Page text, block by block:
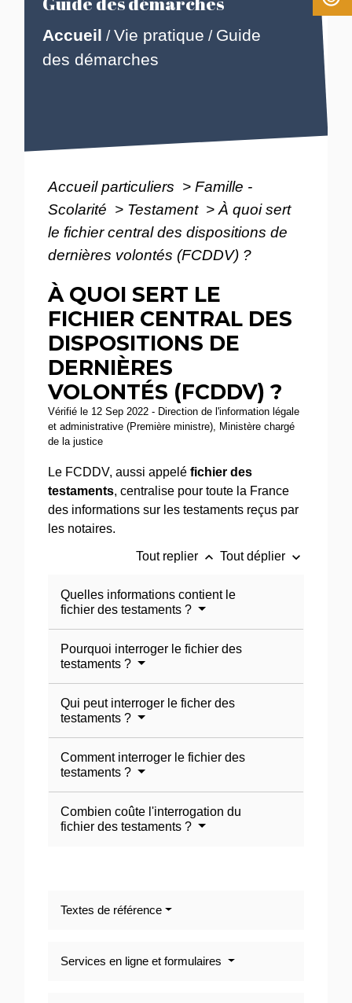
Accueil /Vie pratique / Guide
des démarches
Accueil particuliers > Famille -
Scolarité > Testament > À quoi sert
le fichier central des dispositions de
dernières volontés (FCDDV) ?
À QUOI SERT LE
FICHIER CENTRAL DES
DISPOSITIONS DE
DERNIÈRES
VOLONTÉS (FCDDV) ?
Vérifié le 12 Sep 2022 - Direction de l'information légale
et administrative (Première ministre), Ministère chargé
de la justice
Le FCDDV, aussi appeléfichier des
testaments, centralise pour toute la France
des informations sur les testaments reçus par
les notaires.
Tout replier keyboard_arrow_up Tout déplier keyboard_arrow_down
Quelles informations contient le
fichier des testaments ?
Pourquoi interroger le fichier des
testaments ?
Qui peut interroger le ficher des
testaments ?
Comment interroger le fichier des
testaments ?
Combien coûte l'interrogation du
fichier des testaments ?
Textes de référence
Services en ligne et formulaires